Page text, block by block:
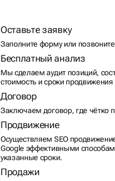
Оставьте заявку
Заполните форму или
Бесплатный анализ
Мы сделаем аудит позиций,
стоимость и сроки
Договор
Заключаем договор, где чётко
Продвижение
Осуществляем SEO
Google эффективными
указанные сроки.
Продажи